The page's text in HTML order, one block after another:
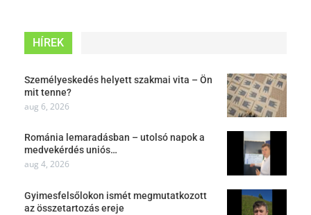
HÍREK
Személyeskedés helyett szakmai vita – Ön
mit tenne?
aug 6, 2026
Románia lemaradásban – utolsó napok a
medvekérdés uniós…
aug 4, 2026
Gyimesfelsőlokon ismét megmutatkozott
az összetartozás ereje